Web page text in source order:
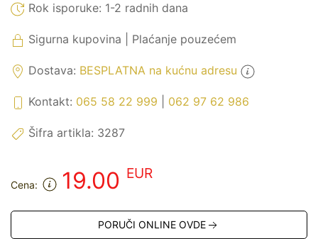
Rok isporuke: 1-2 radnih dana
Sigurna kupovina | Plaćanje pouzećem
Dostava: BESPLATNA na kućnu adresu
Kontakt: 065 58 22 999 062 97 62 986
Šifra artikla: 3287
Cena: 19.00 EUR
PORUČI ONLINE OVDE